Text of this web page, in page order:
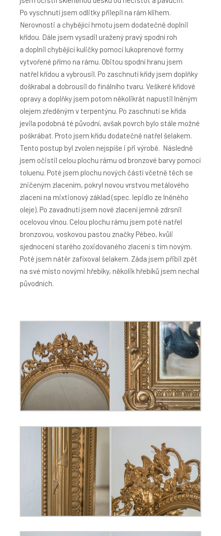
Po vyschnutí jsem odlitky přilepil na rám klihem.
Nerovnosti a chybějící hmotu jsem dodatečně doplnil
křídou. Dále jsem vysadil uražený pravý spodní roh
a doplnil chybějící kuličky pomocí lukoprenové formy
vytvořené přímo na rámu. Obitou spodní hranu jsem
natřel křídou a vybrousil. Po zaschnutí křídy jsem doplňky
doškrabal a dobrousil do finálního tvaru. Veškeré křídové
opravy a doplňky jsem potom několikrát napustil lněným
olejem zředěným v terpentýnu. Po zaschnutí se křída
jevila podobná té původní, avšak povrch bylo stále možné
poškrábat. Proto jsem křídu dodatečně natřel šelakem.
Tento postup byl zvolen nejspíše i při výrobě. Následně
jsem očistil celou plochu rámu od bronzové barvy pomocí
toluenu. Poté jsem plochu nových částí včetně těch se
zničeným zlacením, pokryl novou vrstvou metálového
zlacení na mixtionový základ (spec. lepidlo ze lněného
oleje). Po zavadnutí jsem nové zlacení jemně zdrsnil
ocelovou vlnou. Celou plochu rámu jsem poté natřel
bronzovou, voskovou pastou značky Pébeo, kvůli
sjednocení starého zoxidovaného zlacení s tím novým.
Poté jsem nátěr zafixoval šelakem. Záda jsem přibil zpět
na své místo novými hřebíky, několik hřebíků jsem nechal
původních.